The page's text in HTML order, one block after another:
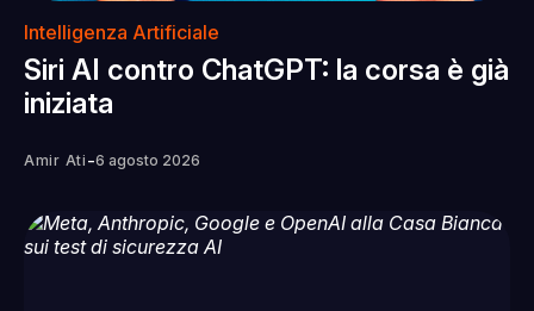
Intelligenza Artificiale
Siri AI contro ChatGPT: la corsa è già
iniziata
Amir Ati -6 agosto 2026